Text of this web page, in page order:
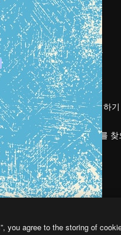
보호 정책
너
회사 소개
Reviews
채용 정보
검색 트렌드
블로그
이벤트
Slidesgo
콘텐츠 판매하기
프레스룸
magnific.ai를 찾
시나요?
you agree to the storing of